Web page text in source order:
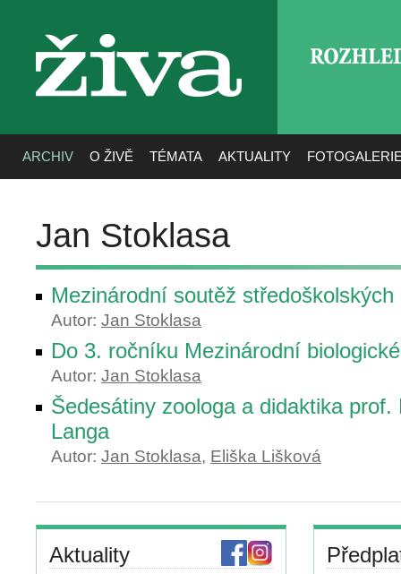
živa
ARCHIV O ŽIVĚ TÉMATA AKTUALITY
Jan Stoklasa
Mezinárodní soutěž středoškolských
Autor: Jan Stoklasa
Do 3. ročníku Mezinárodní
Autor: Jan Stoklasa
Šedesátiny zoologa a didaktika prof.
Langa
Autor: Jan Stoklasa, Eliška Lišková
Aktuality